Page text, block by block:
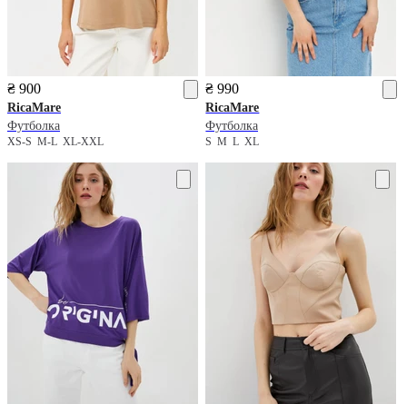
₴ 900
RicaMare
Футболка
XS-S M-L XL-XXL
₴ 990
RicaMare
Футболка
SMLXL